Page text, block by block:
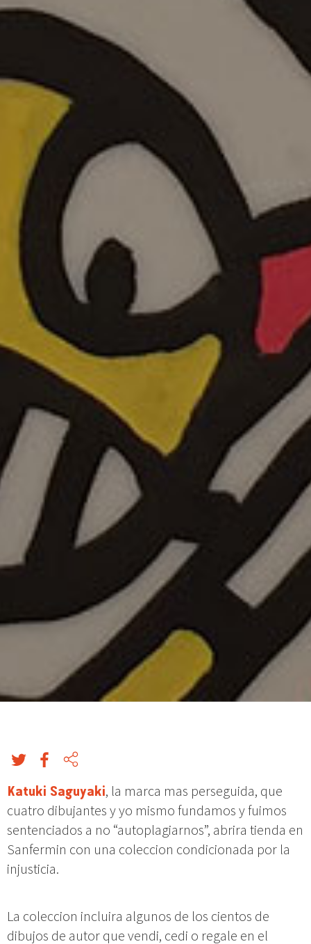
Katuki Saguyaki, la marca mas perseguida, que
cuatro dibujantes y yo mismo fundamos y fuimos
sentenciados a no “autoplagiarnos”, abrira tienda en
Sanfermin con una coleccion condicionada por la
injusticia.
La coleccion incluira algunos de los cientos de
dibujos de autor que vendi, cedi o regale en el